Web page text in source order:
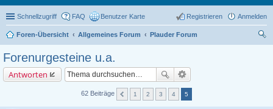
Schnellzugriff FAQ Benutzer Karte Anmelden
Registrieren
Foren-Übersicht Allgemeines Forum
Plauder Forum
Forenurgesteine u.a.
Antworten
62 Beiträge 1 2 3 4 5